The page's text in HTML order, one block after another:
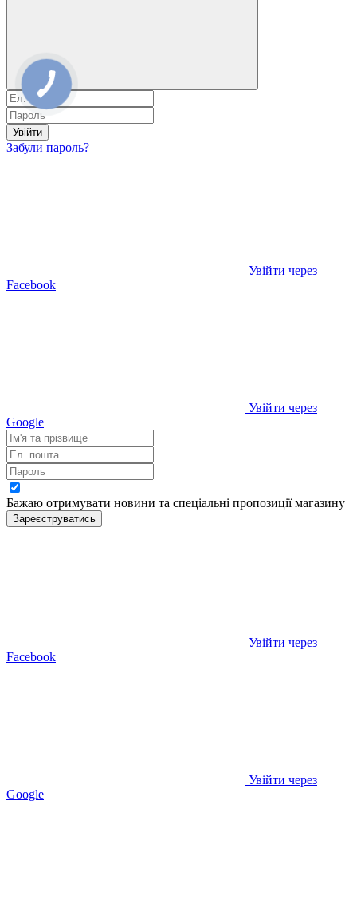
Увійти
Забули пароль?
Увійти через
Facebook
Увійти через
Google
Бажаю отримувати новини та спеціальні пропозиціїмагазину
Зареєструватись
Увійти через
Facebook
Увійти через
Google